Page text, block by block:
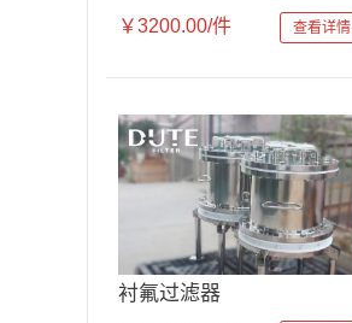
￥3200.00/件 查看详情
衬氟过滤器